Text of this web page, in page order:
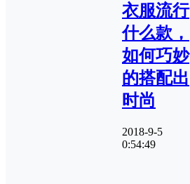
衣服流行
什么款，
如何巧妙
的搭配出
时尚
2018-9-5
0:54:49